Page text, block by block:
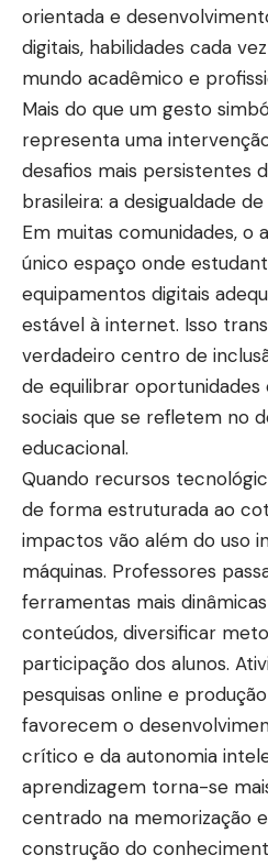
orientada e
digitais, habilidades cada
mundo acadêmico e
Mais do que um gesto
representa uma
desafios mais persistentes
brasileira: a desigualdade
Em muitas comunidades, o
único espaço onde
equipamentos digitais
estável à internet. Isso
verdadeiro centro de
de equilibrar oportunidades
sociais que se refletem no
educacional.
Quando recursos
de forma estruturada ao
impactos vão além do uso
máquinas. Professores
ferramentas mais
conteúdos, diversificar
participação dos alunos.
pesquisas online e
favorecem o
crítico e da autonomia
aprendizagem torna-se
centrado na memorização
construção do